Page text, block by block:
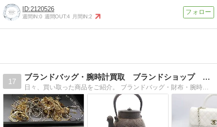
2120526
週間IN:0 週間OUT:4 月間IN:2
17
ブランドバッグ・腕時計買取 ブランドショップ 京都屋質屋
日々、買い取った商品をご紹介。 ブランドバッグ・財布・腕時計の買取はお任せください。納得の高額査定を致します。